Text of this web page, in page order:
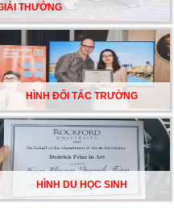
HỌC MỸ – BẮT ĐẦU TỪ NGÀY
SĂN HỌC BỔNG KỲ SPRING 2026
THƯỞNG
HÌNH ĐỐI TÁC TRƯỜNG
HÌNH DU HỌC SINH